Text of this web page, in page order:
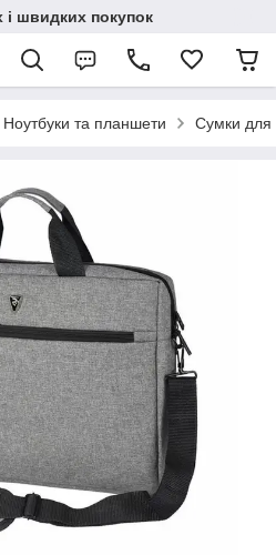
і швидких покупок
Ноутбуки та планшети Сумки для